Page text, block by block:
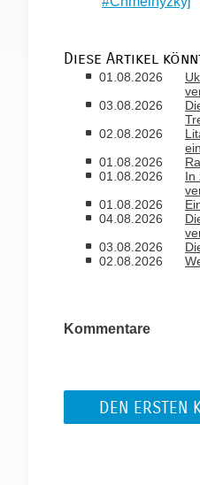
Diese Artikel
01.08.2026
03.08.2026
02.08.2026
01.08.2026
01.08.2026
In
01.08.2026
04.08.2026
03.08.2026
02.08.2026
Kommentare
DEN ERSTEN